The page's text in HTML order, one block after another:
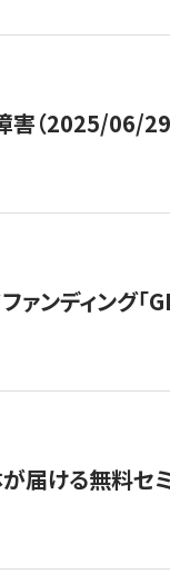
害（2025/06/29
ァンディング
届ける無料セ